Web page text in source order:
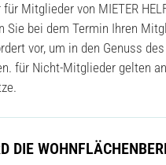
Mitglieder von MIETER
Sie bei dem Termin Ihren
vor, um in den Genuss
für Nicht-Mitglieder gelten
DIE